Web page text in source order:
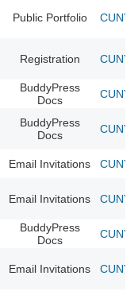
Public Portfolio CUNY
Registration CUNY
BuddyPress
Docs
CUNY
BuddyPress
Docs
CUNY
Email Invitations CUNY
Email Invitations CUNY
BuddyPress
Docs
CUNY
Email Invitations CUNY